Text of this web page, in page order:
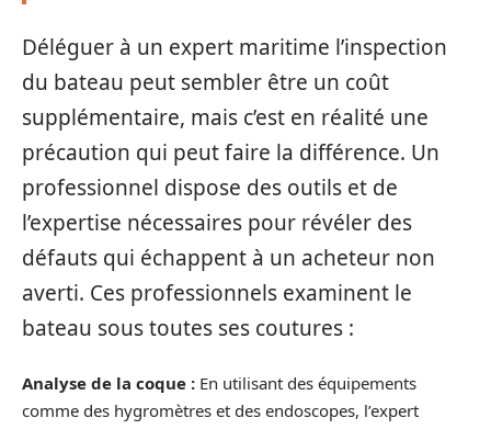
Déléguer à un expert maritime l’inspection
du bateau peut sembler être un coût
supplémentaire, mais c’est en réalité une
précaution qui peut faire la différence. Un
professionnel dispose des outils et de
l’expertise nécessaires pour révéler des
défauts qui échappent à un acheteur non
averti. Ces professionnels examinent le
bateau sous toutes ses coutures :
Analyse de la coque : En utilisant des équipements
comme des hygromètres et des endoscopes, l’expert